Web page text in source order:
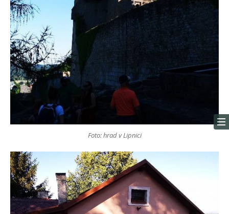
Foto: hrad v Lipnici